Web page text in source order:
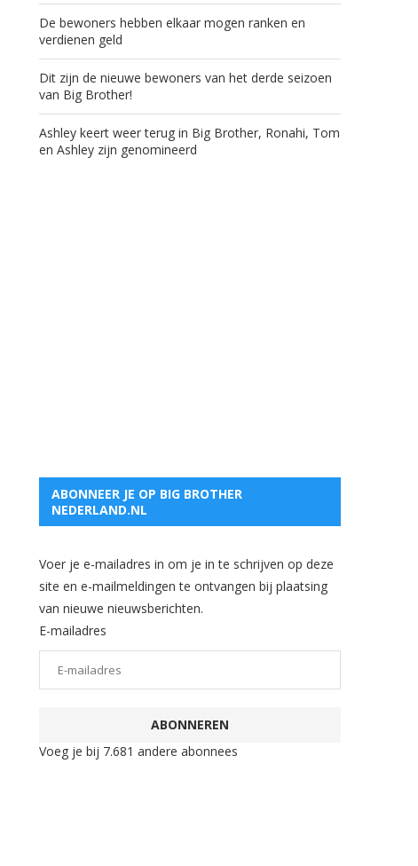
De bewoners hebben elkaar mogen ranken en
verdienen geld
Dit zijn de nieuwe bewoners van het derde seizoen
van Big Brother!
Ashley keert weer terug in Big Brother, Ronahi, Tom
en Ashley zijn genomineerd
ABONNEER JE OP BIG BROTHER
NEDERLAND.NL
Voer je e-mailadres in om je in te schrijven op deze
site en e-mailmeldingen te ontvangen bij plaatsing
van nieuwe nieuwsberichten.
E-mailadres
ABONNEREN
Voeg je bij 7.681 andere abonnees